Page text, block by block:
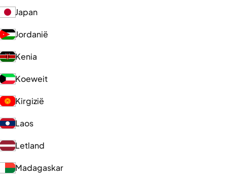
Japan
Jordanië
Kenia
Koeweit
Kirgizië
Laos
Letland
Madagaskar